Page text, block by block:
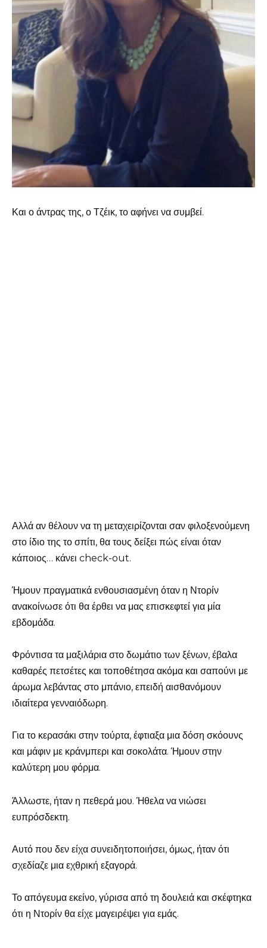
Και ο άντρας της, ο Τζέικ, το αφήνει να συμβεί.
Αλλά αν θέλουν να τη μεταχειρίζονται σαν φιλοξενούμενη
στο ίδιο της το σπίτι, θα τους δείξει πώς είναι όταν
κάποιος… κάνει check-out.
Ήμουν πραγματικά ενθουσιασμένη όταν η Ντορίν
ανακοίνωσε ότι θα έρθει να μας επισκεφτεί για μία
εβδομάδα.
Φρόντισα τα μαξιλάρια στο δωμάτιο των ξένων, έβαλα
καθαρές πετσέτες και τοποθέτησα ακόμα και σαπούνι με
άρωμα λεβάντας στο μπάνιο, επειδή αισθανόμουν
ιδιαίτερα γενναιόδωρη.
Για το κερασάκι στην τούρτα, έφτιαξα μια δόση σκόουνς
και μάφιν με κράνμπερι και σοκολάτα. Ήμουν στην
καλύτερη μου φόρμα.
Άλλωστε, ήταν η πεθερά μου. Ήθελα να νιώσει
ευπρόσδεκτη.
Αυτό που δεν είχα συνειδητοποιήσει, όμως, ήταν ότι
σχεδίαζε μια εχθρική εξαγορά.
Το απόγευμα εκείνο, γύρισα από τη δουλειά και σκέφτηκα
ότι η Ντορίν θα είχε μαγειρέψει για εμάς.